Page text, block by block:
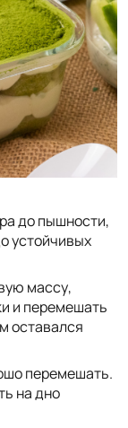
до пышности,
устойчивых
массу,
и перемешать
оставался
перемешать.
на дно